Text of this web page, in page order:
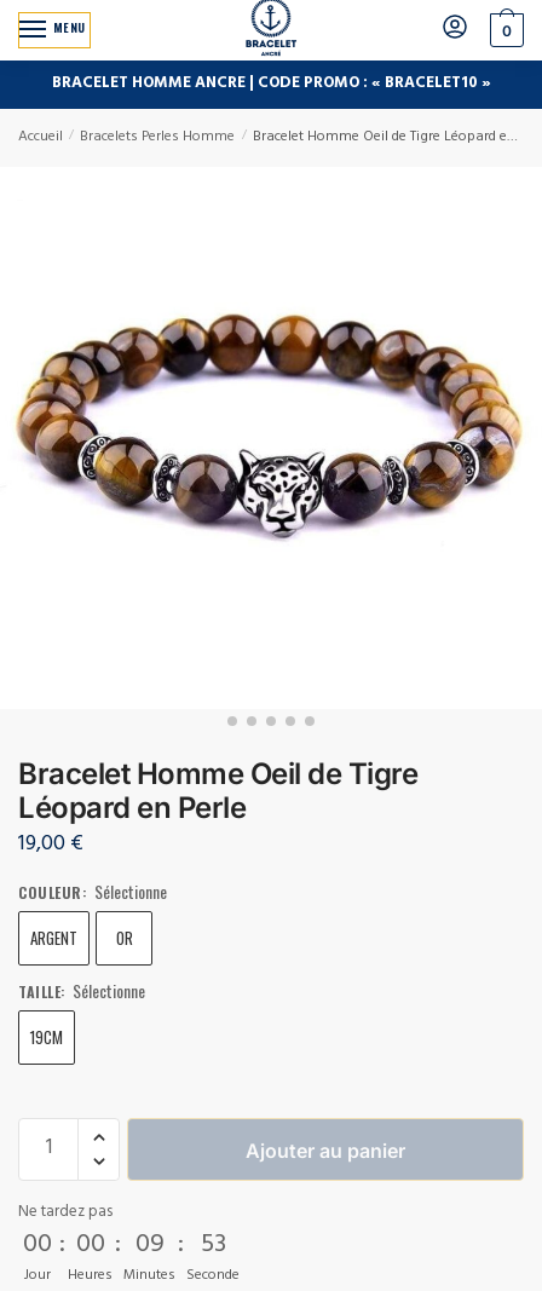
MENU 0
BRACELET HOMME ANCRE | CODE PROMO : « BRACELET10 »
Accueil / Bracelets Perles Homme / Bracelet Homme Oeil de Tigre Léopard en Perle
Bracelet Homme Oeil de Tigre
Léopard en Perle
19,00€
COULEUR: Sélectionne
ARGENT OR
TAILLE: Sélectionne
19CM
Ajouter au panier
Ne tardez pas
00
Jour
: 00
Heures
: 09
Minutes
: 52
Seconde